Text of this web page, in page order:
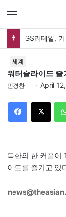
세계
워터슬라이드 즐
민경찬 April
북한의 한 커플이
이드를 즐기고 있